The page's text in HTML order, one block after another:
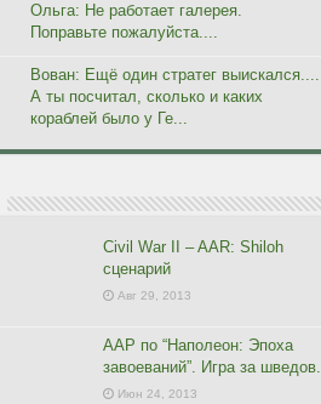
Ольга: Не работает галерея.
Поправьте пожалуйста....
Вован: Ещё один стратег выискался....
А ты посчитал, сколько и каких
кораблей было у Ге...
Civil War II – AAR: Shiloh
сценарий
Авг 29, 2013
ААР по “Наполеон: Эпоха
завоеваний”. Игра за шведов.
Июн 24, 2013